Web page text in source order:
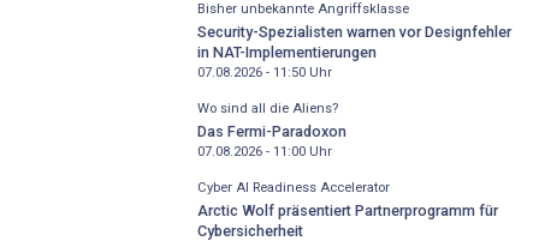
Bisher unbekannte Angriffsklasse
Security-Spezialisten warnen vor Designfehler
in NAT-Implementierungen
07.08.2026 - 11:50Uhr
Wo sind all die Aliens?
Das Fermi-Paradoxon
07.08.2026 - 11:00Uhr
Cyber AI Readiness Accelerator
Arctic Wolf präsentiert Partnerprogramm für
Cybersicherheit